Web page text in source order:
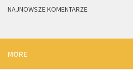
NAJNOWSZE KOMENTARZE
MORE